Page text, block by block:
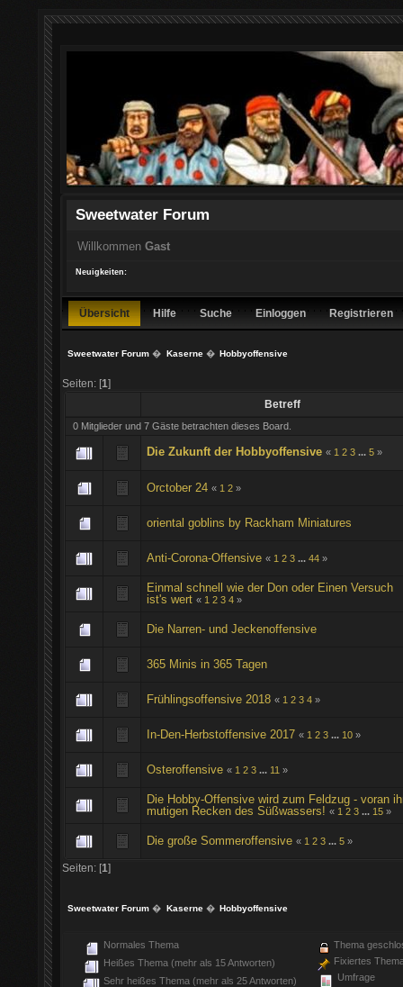
Sweetwater Forum
Willkommen Gast
Neuigkeiten:
Übersicht Hilfe Suche Einloggen Registrieren
Sweetwater Forum � Kaserne� Hobbyoffensive
Seiten: [1]
Betreff
0 Mitglieder und 7 Gäste betrachten dieses Board.
Die Zukunft der Hobbyoffensive « 1 2 3 ...5 »
Orctober 24 « 1 2 »
oriental goblins by Rackham Miniatures
Anti-Corona-Offensive « 1 2 3 ...44 »
Einmal schnell wie der Don oder Einen Versuch
ist's wert « 1 2 3 4 »
Die Narren- und Jeckenoffensive
365 Minis in 365 Tagen
Frühlingsoffensive 2018 « 1 2 3 4 »
In-Den-Herbstoffensive 2017 « 1 2 3 ... 10 »
Osteroffensive « 1 2 3 ... 11 »
Die Hobby-Offensive wird zum Feldzug - voran
mutigen Recken des Süßwassers! « 1 2 3 ... 15 »
Die große Sommeroffensive « 1 2 3 ...5 »
Seiten: [1]
Sweetwater Forum � Kaserne� Hobbyoffensive
Normales Thema
Heißes Thema (mehr als 15 Antworten)
Sehr heißes Thema (mehr als 25 Antworten)
Thema
Fixiertes
Umfrage